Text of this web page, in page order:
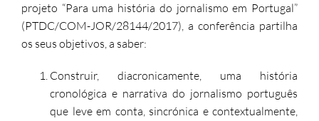
projeto “Para uma história do jornalismo em Portugal”
(PTDC/COM-JOR/28144/2017), a conferência partilha
os seus objetivos, a saber:
Construir, diacronicamente, uma história
cronológica e narrativa do jornalismo português
que leve em conta, sincrónica e contextualmente,